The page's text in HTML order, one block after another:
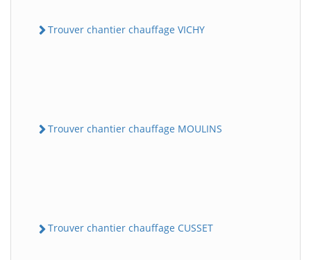
Trouver chantier chauffage VICHY
Trouver chantier chauffage MOULINS
Trouver chantier chauffage CUSSET